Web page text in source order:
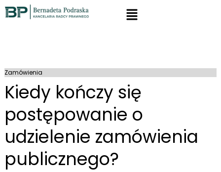
Zamówienia
Kiedy kończy się
postępowanie o
udzielenie zamówienia
publicznego?